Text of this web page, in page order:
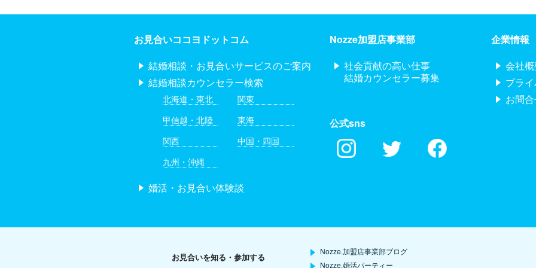
お見合いココヨドットコム
結婚相談・お見合いサービスのご案内
結婚相談カウンセラー検索
北海道・東北
関東
甲信越・北陸
東海
関西
中国・四国
九州・沖縄
婚活・お見合い体験談
Nozze加盟店事業部
社会貢献の高い仕事
結婚カウンセラー募集
公式sns
企業情報
会社
プラ
お問
お見合いを知る・参加する
Nozze.加盟店事業部ブログ
Nozze.婚活パーティー